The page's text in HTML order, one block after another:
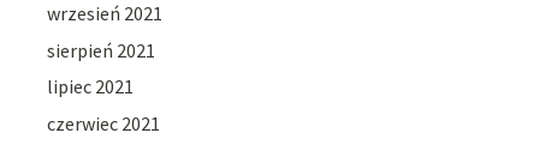
wrzesień 2021
sierpień 2021
lipiec 2021
czerwiec 2021